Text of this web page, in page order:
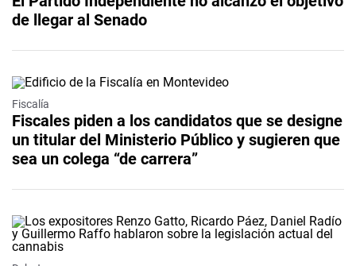
de llegar al Senado
Fiscalía
Fiscales piden a los candidatos que se designe
un titular del Ministerio Público y sugieren que
sea un colega “de carrera”